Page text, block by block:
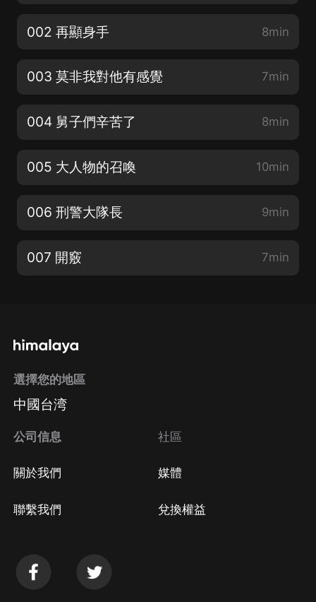
002 再顯身手 8min
003 莫非我對他有感覺 7min
004 舅子們辛苦了 8min
005 大人物的召喚 10min
006 刑警大隊長 9min
007 開竅 7min
選擇您的地區
中國台湾
公司信息
關於我們
聯繫我們
社區
媒體
兌換權益